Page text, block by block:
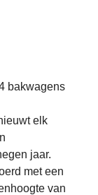
bakwagens
elk
jaar.
met een
van